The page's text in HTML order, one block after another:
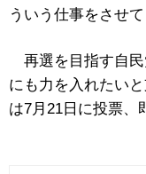
ういう仕事をさせて
再選を目指す自民
にも力を入れた
は7月21日に投票、